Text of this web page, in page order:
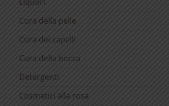
Cura della pelle
Cura dei capelli
Cura della bocca
Detergenti
Cosmetici alla rosa